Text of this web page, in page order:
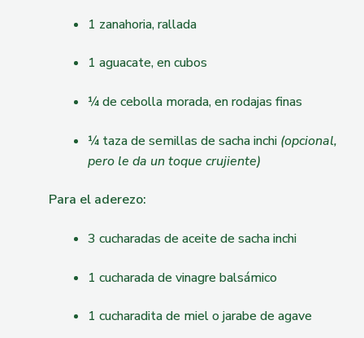
1 zanahoria, rallada
1 aguacate, en cubos
¼ de cebolla morada, en rodajas finas
¼ taza de semillas de sacha inchi (opcional,
pero le da un toque crujiente)
Para el aderezo:
3 cucharadas de aceite de sacha inchi
1 cucharada de vinagre balsámico
1 cucharadita de miel o jarabe de agave